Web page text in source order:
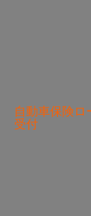
自動車保険
受付